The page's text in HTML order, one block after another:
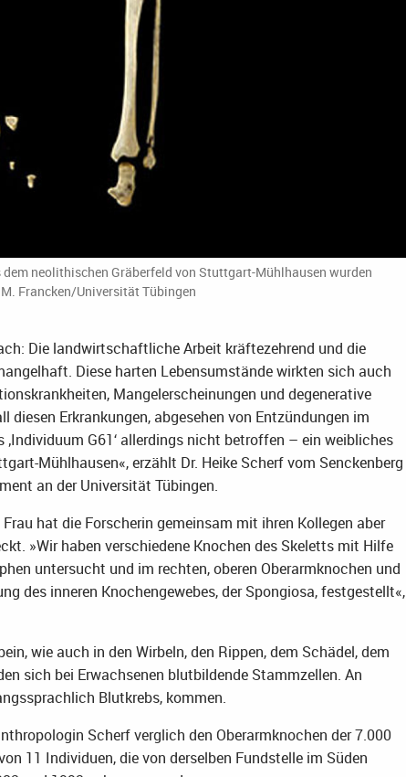
neolithischen Gräberfeld von Stuttgart-Mühlhausen wurden
Francken/Universität Tübingen
Die landwirtschaftliche Arbeit kräftezehrend und die
Diese harten Lebensumstände wirkten sich auch
Mangelerscheinungen und degenerative
diesen Erkrankungen, abgesehen von Entzündungen im
G61‘ allerdings nicht betroffen – ein weibliches
Mühlhausen«, erzählt Dr. Heike Scherf vom Senckenberg
an der Universität Tübingen.
hat die Forscherin gemeinsam mit ihren Kollegen aber
»Wir haben verschiedene Knochen des Skeletts mit Hilfe
untersucht und im rechten, oberen Oberarmknochen und
des inneren Knochengewebes, der Spongiosa, festgestellt«,
wie auch in den Wirbeln, den Rippen, dem Schädel, dem
sich bei Erwachsenen blutbildende Stammzellen. An
Blutkrebs, kommen.
Scherf verglich den Oberarmknochen der 7.000
11 Individuen, die von derselben Fundstelle im Süden